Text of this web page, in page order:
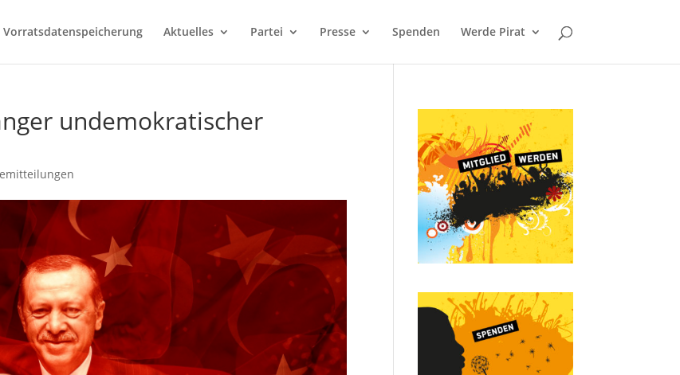
Aktuelles Partei Presse Spenden Werde Pirat
undemokratischer